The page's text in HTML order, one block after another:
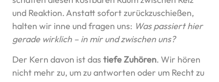
und Reaktion. Anstatt sofort zurückzuschießen,
halten wir inne und fragen uns: Was passiert hier
gerade wirklich – in mir und zwischen uns?
Der Kern davon ist das tiefe Zuhören. Wir hören
nicht mehr zu, um zu antworten oder um Recht zu